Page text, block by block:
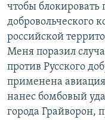
чтобы блокировать
добровольческого
российской
Меня поразил
против Русского
применена
нанес бомбовый
города Грайворон,